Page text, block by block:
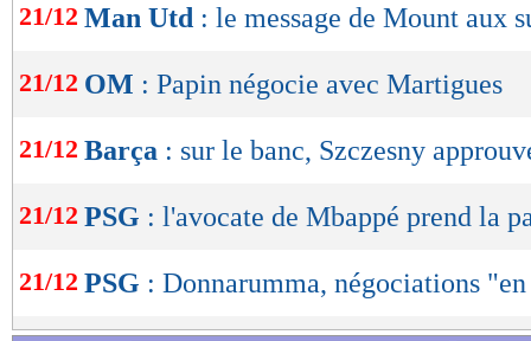
21/12 Man Utd : le message de Mount aux
21/12 OM : Papin négocie avec Martigues
21/12 Barça : sur le banc, Szczesny
21/12 PSG : l'avocate de Mbappé prend la
21/12 PSG : Donnarumma, négociations